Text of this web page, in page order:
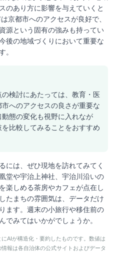
のあり方に影響を与えていくと
京都市へのアクセスが良好で、
源という固有の強みも持ってい
後の地域づくりにおいて重要な
。
検討にあたっては、教育・医
へのアクセスの良さが重要な
態の変化も視野に入れなが
比較してみることをおすすめ
には、ぜひ現地を訪れてみてく
堂や宇治上神社、宇治川沿いの
楽しめる茶房やカフェが点在し
たまちの雰囲気は、データだけ
ます。週末の小旅行や移住前の
でみてはいかがでしょうか。
AIが構造化・要約したものです。数値は
報は各自治体の公式サイトおよびデータ